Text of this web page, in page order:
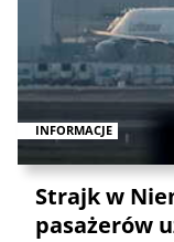
INFORMACJE
Strajk w
pasażerów